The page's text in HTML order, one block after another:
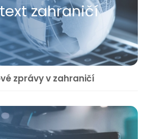
zahraničí
zprávy v zahraničí